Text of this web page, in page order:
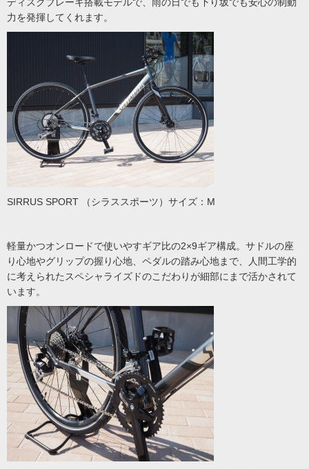
力を発揮してくれます。
SIRRUS SPORT （シラススポーツ）サイズ：M
軽量かつオンロードで使いやすギア比の2×9ギア構成。サドルの座
り心地やグリップの握り心地、ペダルの踏み心地まで、人間工学的
に考えられたスペシャライズドのこだわりが細部にまで活かされて
います。